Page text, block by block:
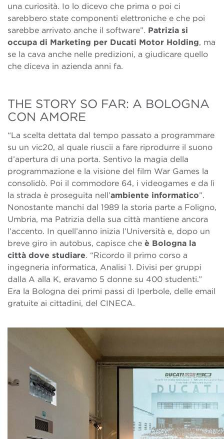
una curiosità. Io lo dicevo che prima o poi ci
sarebbero state componenti elettroniche e che poi
sarebbe arrivato anche il software”. Patrizia si
occupa di Marketing per Ducati Motor Holding, ma
se la cava anche nelle predizioni, a giudicare quello
che diceva in azienda anni fa.
THE STORY SO FAR: A BOLOGNA
CON AMORE
“La scelta dettata dal tempo passato a programmare
su un vic20, al quale riuscii a fare riprodurre il suono
d’apertura di una porta. Sentivo la magia della
programmazione e la visione del film War Games la
consolidò. Poi il commodore 64, i videogames e da lì
la strada è proseguita nell’ambiente informatico”.
Nonostante manchi dal 1989 la storia parte a Foligno,
Umbria, ma Patrizia della sua città mantiene ancora
l’accento. In quell’anno inizia l’Università e, dopo un
breve giro in autobus, capisce che è Bologna la
città dove studiare. “Ricordo il primo corso a
ingegneria informatica, Analisi 1. Divisi per gruppi
dalla A alla K, eravamo 5 donne su 400 studenti.”
Era la Bologna dei primi passi di Iperbole, delle email
gratuite ai cittadini, del CINECA.